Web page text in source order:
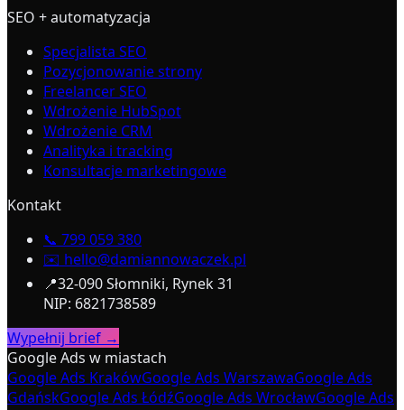
SEO + automatyzacja
Specjalista SEO
Pozycjonowanie strony
Freelancer SEO
Wdrożenie HubSpot
Wdrożenie CRM
Analityka i tracking
Konsultacje marketingowe
Kontakt
📞 799 059 380
✉️ hello@damiannowaczek.pl
📍32-090 Słomniki, Rynek 31
NIP: 6821738589
Wypełnij brief →
Google Ads w miastach
Google Ads KrakówGoogle Ads WarszawaGoogle Ads
GdańskGoogle Ads ŁódźGoogle Ads WrocławGoogle Ads